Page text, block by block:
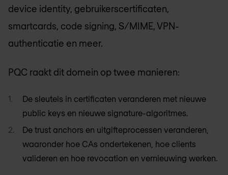
device identity, gebruikerscertificaten,
smartcards, code signing, S/MIME, VPN-
authenticatie en meer.
PQC raakt dit domein op twee manieren:
De sleutels in certificaten veranderen met nieuwe
public keys en nieuwe signature-algoritmes.
De trust anchors en uitgifteprocessen veranderen,
waaronder hoe CAs ondertekenen, hoe clients
valideren en hoe revocation en vernieuwing werken.